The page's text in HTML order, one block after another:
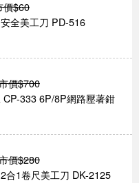
價$60
全美工刀 PD-516
價$700
CP-333 6P/8P網路壓著鉗
價$280
合1卷尺美工刀 DK-2125